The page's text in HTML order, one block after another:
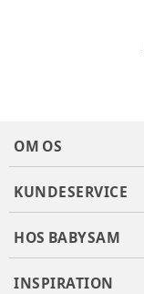
OM OS
KUNDESERVICE
HOS BABYSAM
INSPIRATION